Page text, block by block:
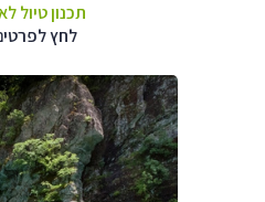
תכנון טיול
לחץ